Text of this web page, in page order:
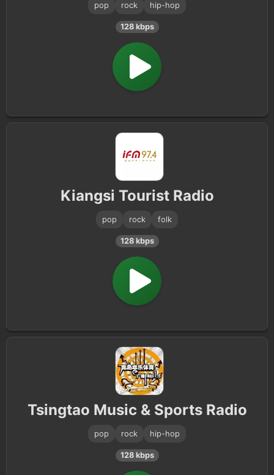
pop rock hip-hop
128 kbps
Kiangsi Tourist Radio
pop rock folk
128 kbps
Tsingtao Music & Sports Radio
pop rock hip-hop
128 kbps